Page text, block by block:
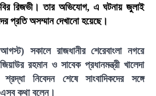
রিজভী। তার অভিযোগ, এ ঘটনায় জুলাই
প্রতি অসম্মান দেখানো হয়েছে।
সকালে রাজধানীর শেরেবাংলা নগরে
রহমান ও সাবেক প্রধানমন্ত্রী খালেদা
নিবেদন শেষে সাংবাদিকদের সঙ্গে
কথা বলেন।